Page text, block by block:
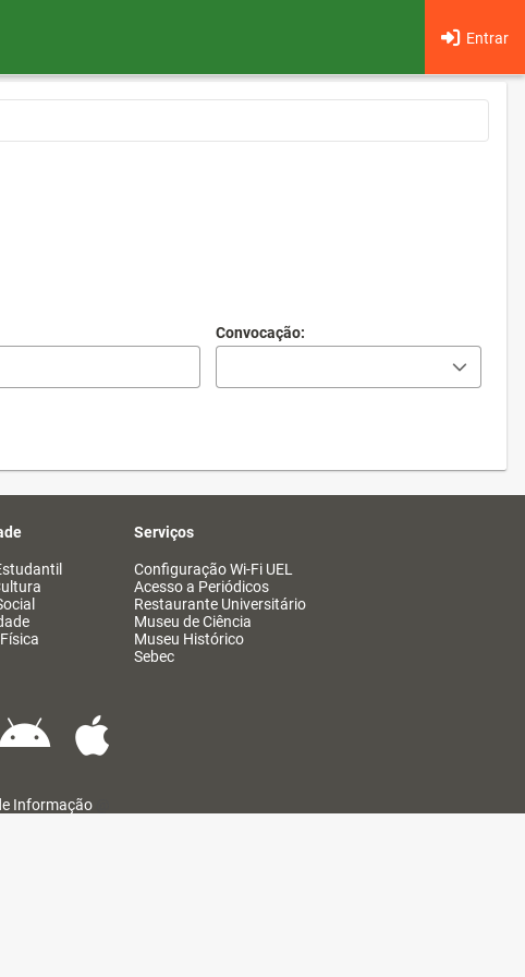
Entrar
Convocação:
Serviços
Configuração Wi-Fi UEL
Acesso a Periódicos
Restaurante Universitário
Museu de Ciência
Museu Histórico
Sebec
Informação